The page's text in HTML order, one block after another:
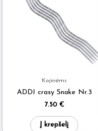
Kojinėms
ADDI crasy Snake Nr.3
7.50 €
Į krepšelį